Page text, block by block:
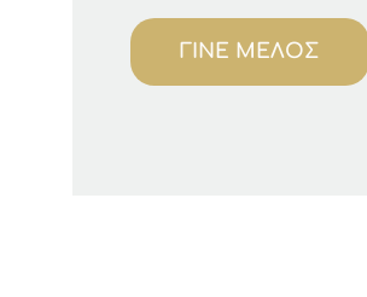
ΓΙΝΕ ΜΕΛΟΣ